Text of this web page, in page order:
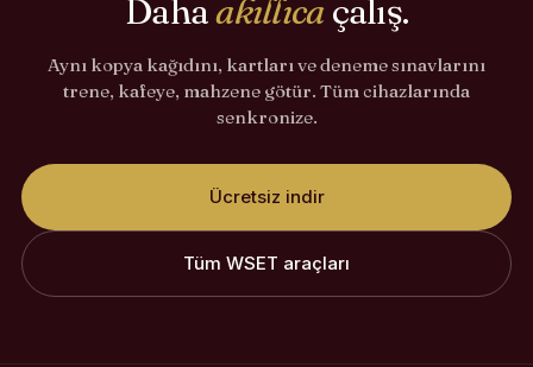
Dahaakıllıca çalış.
Aynı kopya kağıdını, kartları ve deneme sınavlarını
trene, kafeye, mahzene götür. Tüm cihazlarında
senkronize.
Ücretsiz indir
Tüm WSET araçları